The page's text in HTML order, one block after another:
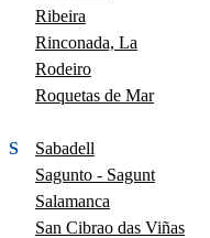
Ribeira
Rinconada, La
Rodeiro
Roquetas de Mar
S
Sabadell
Sagunto - Sagunt
Salamanca
San Cibrao das Viñas